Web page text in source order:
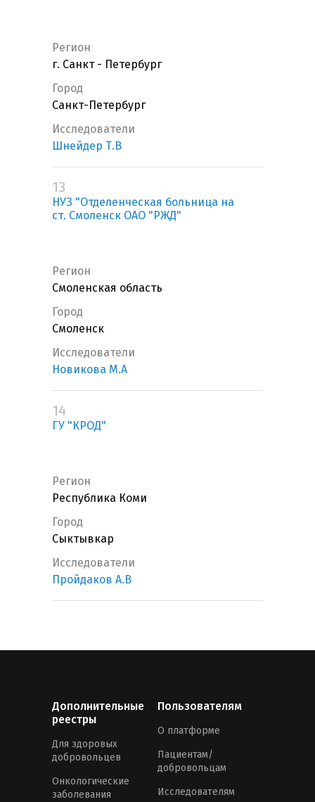
Регион
г. Санкт - Петербург
Город
Санкт-Петербург
Исследователи
Шнейдер Т.В
13
НУЗ "Отделенческая больница на
ст. Смоленск ОАО "РЖД"
Регион
Смоленская область
Город
Смоленск
Исследователи
Новикова М.А
14
ГУ "КРОД"
Регион
Республика Коми
Город
Сыктывкар
Исследователи
Пройдаков А.В
Дополнительные
реестры
Для здоровых
добровольцев
Онкологические
заболевания
Пользователям
О платформе
Пациентам/
добровольцам
Исследователям